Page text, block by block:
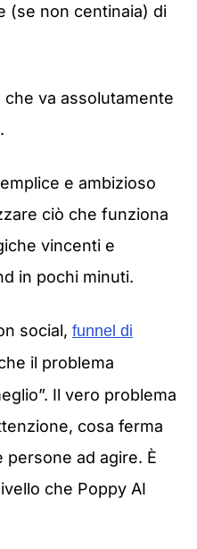
(se non centinaia) di
va assolutamente
e ambizioso
ciò che funziona
vincenti e
in pochi minuti.
social, funnel di
il problema
Il vero problema
cosa ferma
persone ad agire. È
che Poppy AI